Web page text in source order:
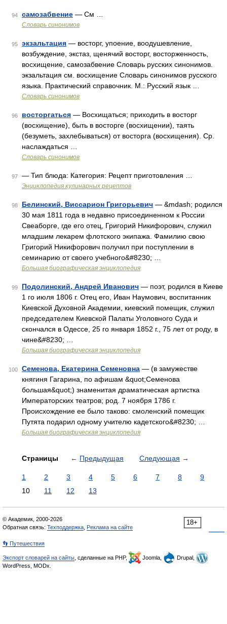
94 самозабвение — См …
Словарь синонимов
95 экзальтация — восторг, упоение, воодушевление,
возбуждение, экстаз, щенячий восторг, восторженность,
восхищение, самозабвение Словарь русских синонимов.
экзальтация см. восхищение Словарь синонимов русского
языка. Практический справочник. М.: Русский язык …
Словарь синонимов
96 восторгаться — Восхищаться; приходить в восторг
(восхищение), быть в восторге (восхищении), таять
(безуметь, захлебываться) от восторга (восхищения). Ср.
наслаждаться …
Словарь синонимов
97 — Тип блюда: Категория: Рецепт приготовления …
Энциклопедия кулинарных рецептов
98 Белинский, Виссарион Григорьевич — &mdash; родился
30 мая 1811 года в недавно присоединенном к России
Свеаборге, где его отец, Григорий Никифорович, служил
младшим лекарем флотского экипажа. Фамилию свою
Григорий Никифорович получил при поступлении в
семинарию от своего учебного&#8230; …
Большая биографическая энциклопедия
99 Подолинский, Андрей Иванович — поэт, родился в Киеве
1 го июля 1806 г. Отец его, Иван Наумович, воспитанник
Киевской Духовной Академии, киевский помещик, служил
председателем Киевской Палаты Уголовного Суда и
скончался в Одессе, 25 го января 1852 г., 75 лет от роду, в
чине&#8230; …
Большая биографическая энциклопедия
100 Семенова, Екатерина Семеновна — (в замужестве
княгиня Гагарина, по афишам &quot;Семенова
большая&quot;) знаменитая драматическая артистка
Императорских театров; род. 7 ноября 1786 г.
Происхождение ее было таково: смоленский помещик
Путята подарил одному учителю кадетского&#8230; …
Большая биографическая энциклопедия
Страницы ← Предыдущая Следующая →
1 2 3 4 5 6 7 8
9
10
11 12 13
18+
© Академик, 2000-2026
Обратная связь: Техподдержка Реклама на сайте
👣 Путешествия
Экспорт словарей на сайты , сделанные на PHP, Joomla,
Drupal,
WordPress, MODx.